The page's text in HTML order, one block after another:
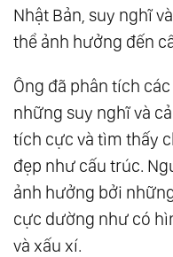
Nhật Bản, suy nghĩ
thể ảnh hưởng đến
Ông đã phân tích
những suy nghĩ và
tích cực và tìm thấy
đẹp như cấu trúc.
ảnh hưởng bởi
cực dường như có
và xấu xí.